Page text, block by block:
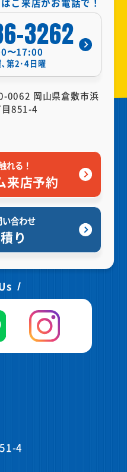
3262
〜17:00
第2･4日曜
0062 岡山県倉敷市浜
851-4
れる！
来店予約
合わせ
り
4